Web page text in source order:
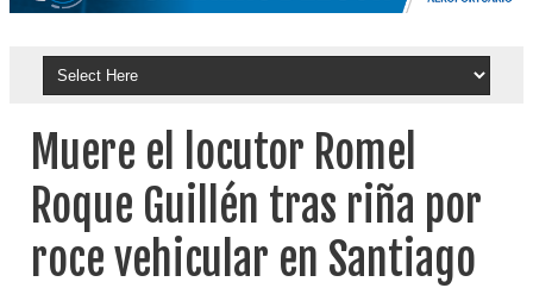
Muere el locutor Romel
Roque Guillén tras riña por
roce vehicular en Santiago